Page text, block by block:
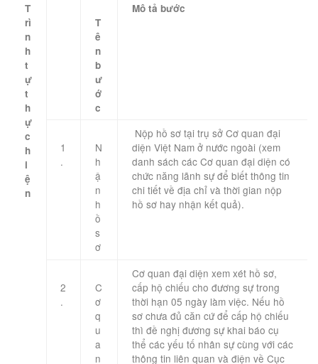
T
rì
n
h
t
ự
t
h
ự
c
h
i
ệ
n
T
ê
n
b
ư
ớ
c
Mô tả bước
1
.
N
h
ậ
n
h
ồ
s
ơ
​​ Nộp hồ sơ tại trụ sở Cơ quan đại
diện Việt Nam ở nước ngoài (xem
danh sách các Cơ quan đại diện có
chức năng lãnh sự để biết thông tin
chi tiết về địa chỉ và thời gian nộp
hồ sơ hay nhận kết quả).
2
.
C
ơ
q
u
a
n
​Cơ quan đại diện xem xét hồ sơ,
cấp hộ chiếu cho đương sự trong
thời hạn 05 ngày làm việc. Nếu hồ
sơ chưa đủ căn cứ để cấp hộ chiếu
thì đề nghị đương sự khai báo cụ
thể các yếu tố nhân sự cùng với các
thông tin liên quan và điện về Cục